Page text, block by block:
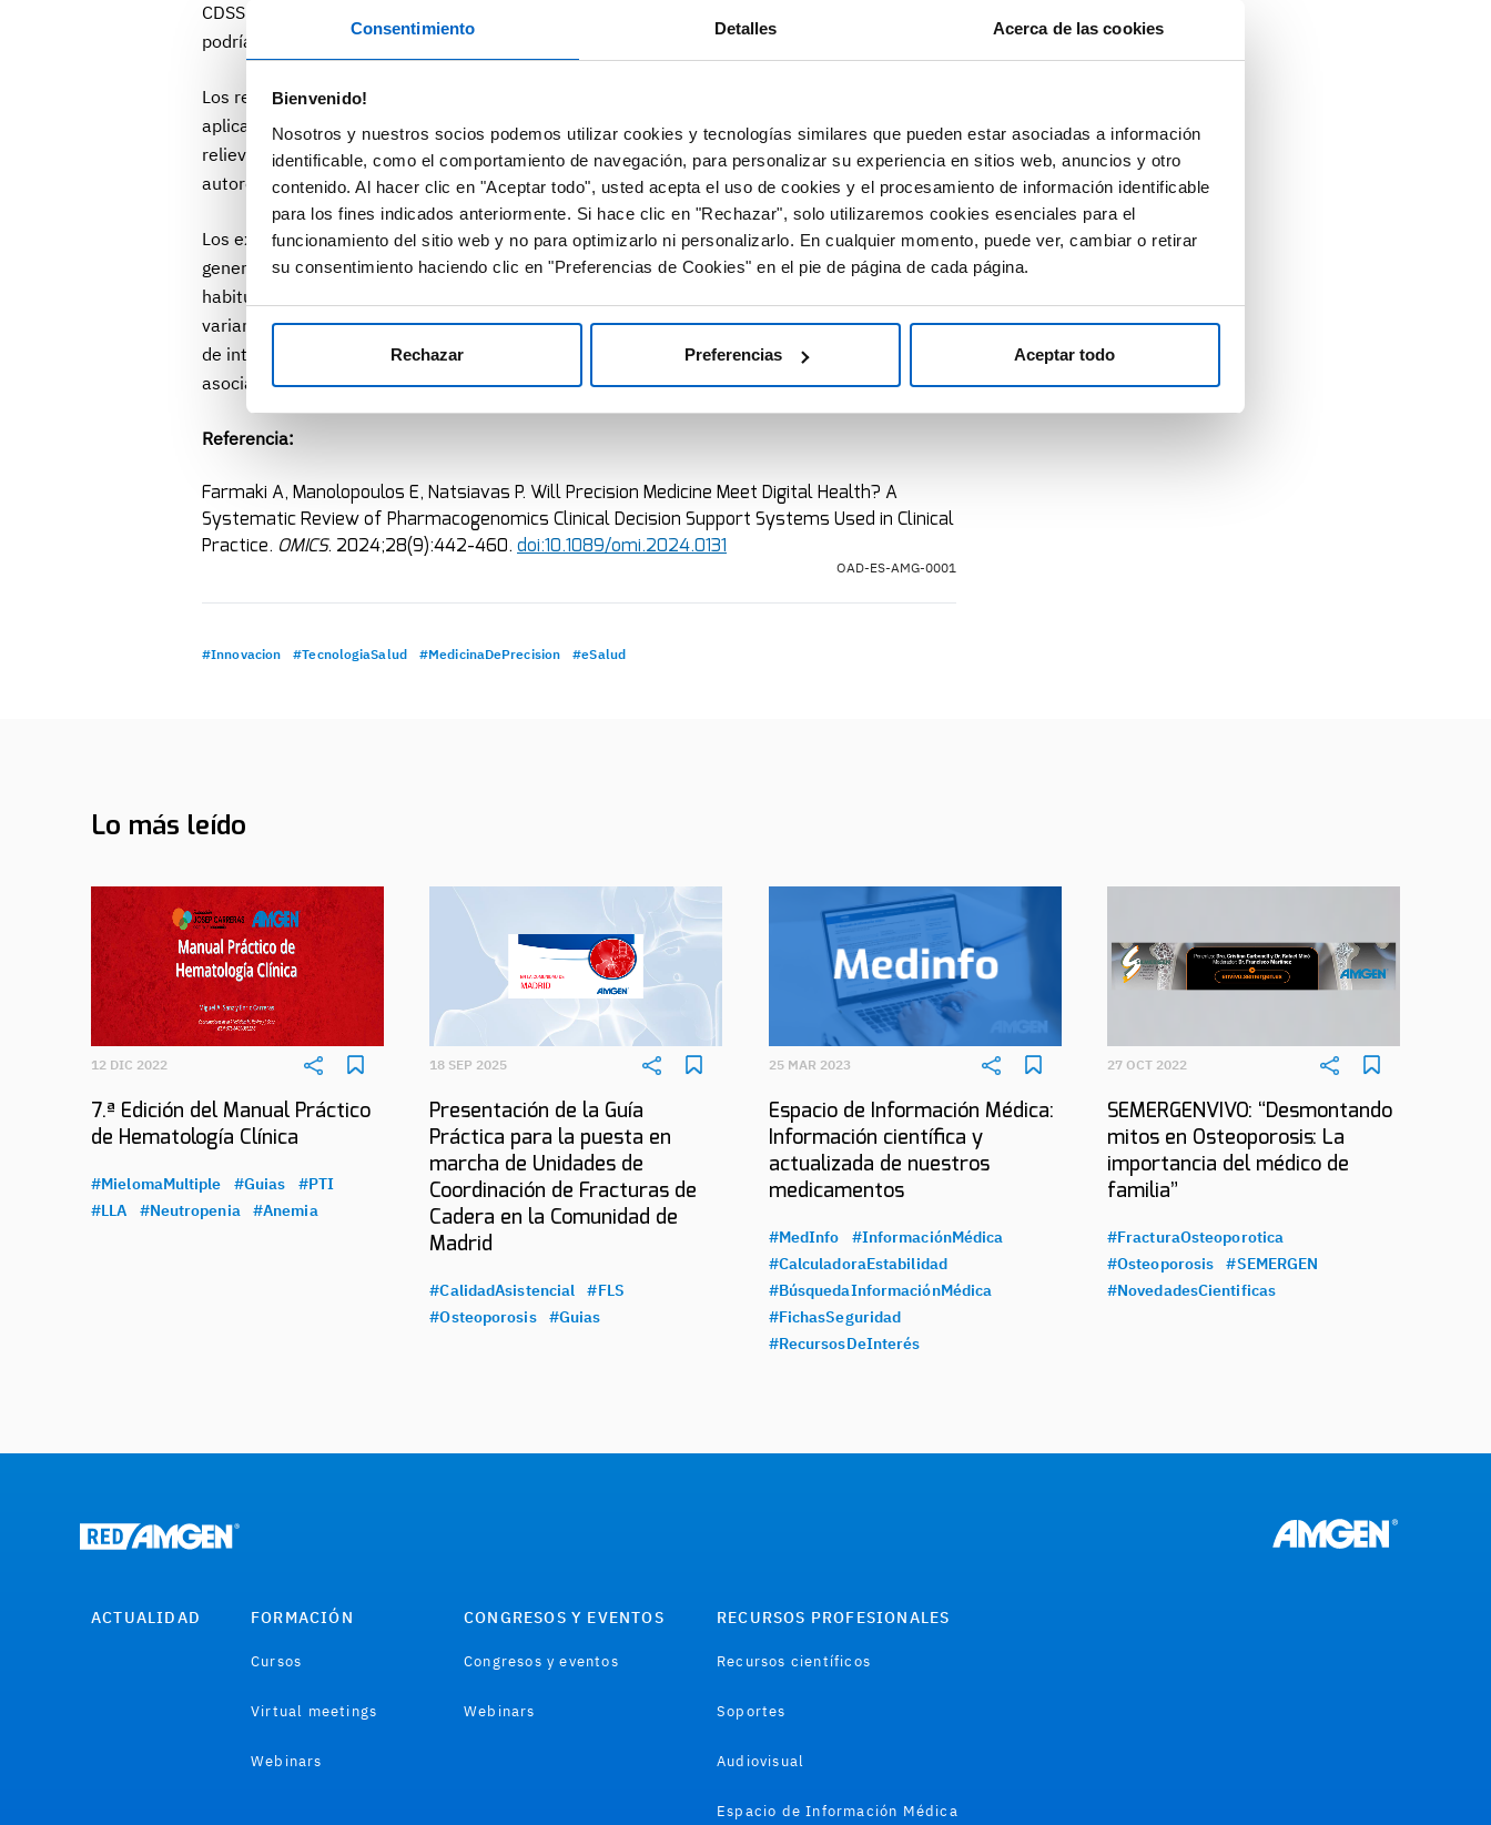
Consentimiento Detalles Acerca de las cookies
Bienvenido!
Nosotros y nuestros socios podemos utilizar cookies y tecnologías similares que pueden estar asociadas a información
identificable, como el comportamiento de navegación, para personalizar su experiencia en sitios web, anuncios y otro
contenido. Al hacer clic en "Aceptar todo", usted acepta el uso de cookies y el procesamiento de información identificable
para los fines indicados anteriormente. Si hace clic en "Rechazar", solo utilizaremos cookies esenciales para el
funcionamiento del sitio web y no para optimizarlo ni personalizarlo. En cualquier momento, puede ver, cambiar o retirar
su consentimiento haciendo clic en "Preferencias de Cookies" en el pie de página de cada página.
Rechazar Preferencias Aceptar todo
CDSS con información FG. En los diez restantes se describen componentes técnicos que
podrían ser relevantes en futuros desarrollos, y se analizan sus ventajas e inconvenientes.
Los resultados revelan que, si bien las experiencias son escasas, existen ejemplos de
aplicación integrada de FG mediante eSalud en la práctica clínica. Así mismo, se pone de
relieve que dicha actividad se ha concentrado, principalmente, en EE.UU., por lo que los
autores sugieren que se debería investigar su aplicación en otros entornos sanitarios.
Los expertos esperan que el uso creciente de herramientas de secuenciación de nueva
generación (NGS, por las siglas en inglés) impulse la aplicación de la FG en la práctica
habitual. Además, es posible que el mayor potencial de la NGS para descubrir nuevas
variantes genéticas con funciones desconocidas haga aflorar la necesidad de aplicar métodos
de inteligencia artificial, como el aprendizaje automático, para ayudar a identificar
asociaciones significativas desde el punto de vista sanitario.
Referencia:
Farmaki A, Manolopoulos E, Natsiavas P. Will Precision Medicine Meet Digital Health? A
Systematic Review of Pharmacogenomics Clinical Decision Support Systems Used in Clinical
Practice. OMICS. 2024;28(9):442-460. doi:10.1089/omi.2024.0131
OAD-ES-AMG-0001
#Innovacion #TecnologiaSalud #MedicinaDePrecision #eSalud
Lo más leído
12 DIC 2022
7.ª Edición del Manual Práctico
de Hematología Clínica
#MielomaMultiple #Guias
#PTI
#LLA
#Neutropenia #Anemia
18 SEP 2025
Presentación de la Guía
Práctica para la puesta en
marcha de Unidades de
Coordinación de Fracturas de
Cadera en la Comunidad de
Madrid
#CalidadAsistencial
#FLS
#Osteoporosis
#Guias
25 MAR 2023
Espacio de Información Médica:
Información científica y
actualizada de nuestros
medicamentos
#MedInfo
#InformaciónMédica
#CalculadoraEstabilidad
#BúsquedaInformaciónMédica
#FichasSeguridad
#RecursosDeInterés
27 OCT 2022
SEMERGENVIVO: “Desmontando
mitos en Osteoporosis: La
importancia del médico de
familia”
#FracturaOsteoporotica
#Osteoporosis
#SEMERGEN
#NovedadesCientificas
ACTUALIDAD FORMACIÓN
Cursos
Virtual meetings
Webinars
CONGRESOS Y EVENTOS
Congresos y eventos
Webinars
RECURSOS PROFESIONALES
Recursos científicos
Soportes
Audiovisual
Espacio de Información Médica